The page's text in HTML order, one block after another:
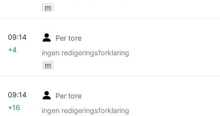
m
Per tore
ingen redigeringsforklaring
m
09:14
+4
Per tore
ingen redigeringsforklaring
09:14
+16